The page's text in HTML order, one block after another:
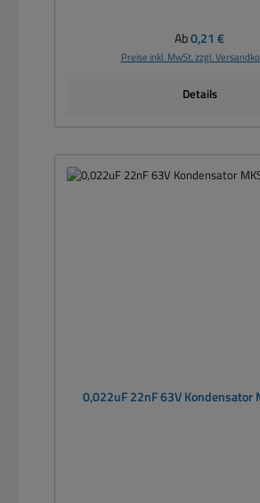
Regulärer Preis:
Ab0,21 €
Preise inkl. MwSt. zzgl.
Details
0,022uF 22nF 63V Kondensator